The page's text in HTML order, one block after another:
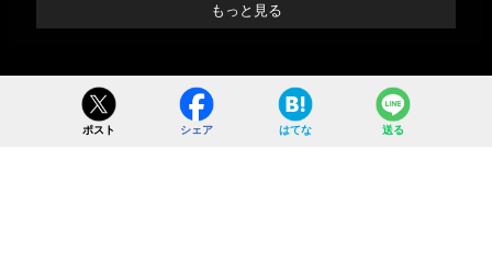
もっと見る
ポスト シェア はてな 送る